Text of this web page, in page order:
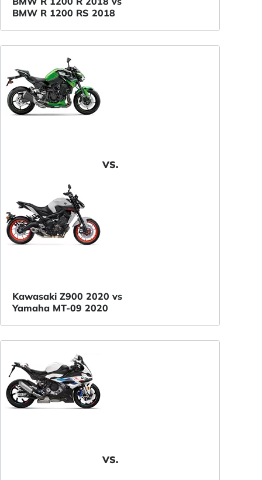
BMW R 1200 RS 2018
VS.
Kawasaki Z900 2020 vs
Yamaha MT-09 2020
VS.